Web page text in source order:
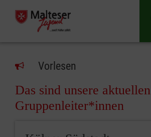
Vorlesen
Das sind unsere aktuellen
Gruppenleiter*innen